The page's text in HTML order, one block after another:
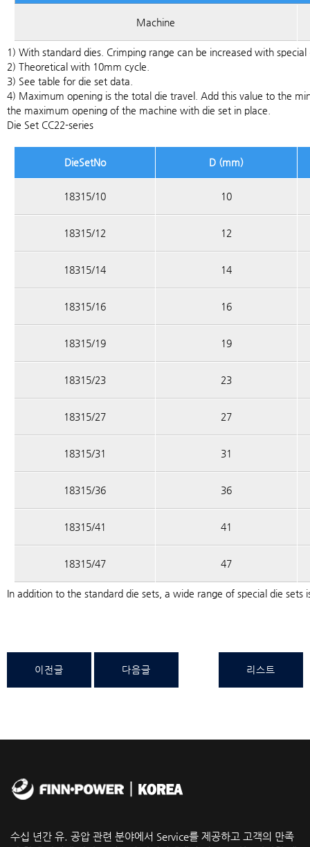
Machine
1) With standard dies. Crimping range can be increased with special
2) Theoretical with 10mm cycle.
3) See table for die set data.
4) Maximum opening is the total die travel. Add this value to the
the maximum opening of the machine with die set in place.
Die Set CC22-series
DieSetNo D (mm)
18315/10 10
18315/12 12
18315/14 14
18315/16 16
18315/19 19
18315/23 23
18315/27 27
18315/31 31
18315/36 36
18315/41 41
18315/47 47
In addition to the standard die sets, a wide range of special die sets
이전글 다음글 리스트
수십 년간 유. 공압 관련 분야에서 Service를 제공하고 고객의 만족